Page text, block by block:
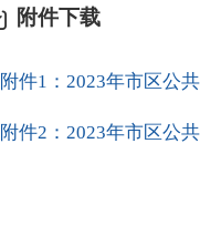
附件下载
附件1：2023年市区公
附件2：2023年市区公